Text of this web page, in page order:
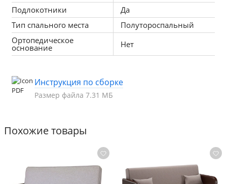
Компактность — габариты 214×81×90 см. Занимает
минимум места, подходит для комнат любых
размеров.
Подлокотники
Да
Тип спального места
Полутороспальный
Ортопедическое
основание Нет
Инструкция по сборке
Размер файла 7.31 МБ
Похожие товары